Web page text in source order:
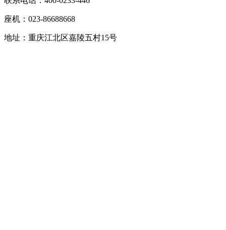
座机：023-86688668
地址：重庆江北区嘉陵五村15号